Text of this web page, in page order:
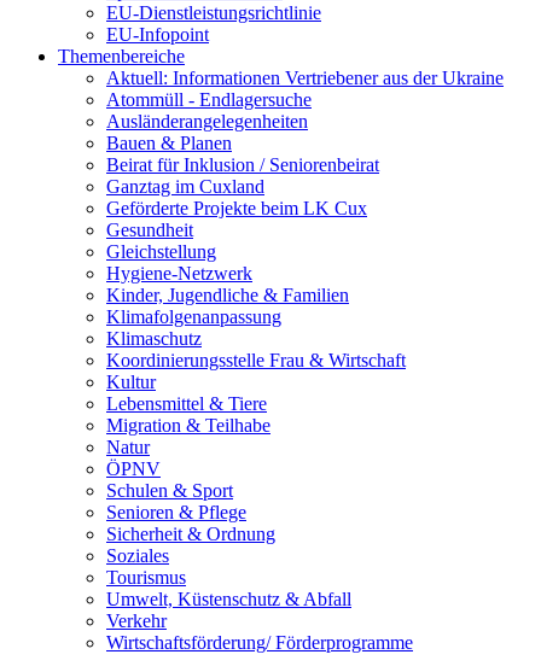
EU-Dienstleistungsrichtlinie
EU-Infopoint
Themenbereiche
Aktuell: Informationen Vertriebener aus der Ukraine
Atommüll - Endlagersuche
Ausländerangelegenheiten
Bauen & Planen
Beirat für Inklusion / Seniorenbeirat
Ganztag im Cuxland
Geförderte Projekte beim LK Cux
Gesundheit
Gleichstellung
Hygiene-Netzwerk
Kinder, Jugendliche & Familien
Klimafolgenanpassung
Klimaschutz
Koordinierungsstelle Frau & Wirtschaft
Kultur
Lebensmittel & Tiere
Migration & Teilhabe
Natur
ÖPNV
Schulen & Sport
Senioren & Pflege
Sicherheit & Ordnung
Soziales
Tourismus
Umwelt, Küstenschutz & Abfall
Verkehr
Wirtschaftsförderung/ Förderprogramme